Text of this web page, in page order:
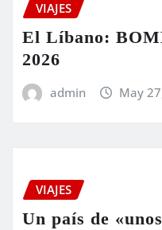
VIAJES
El Líbano:
2026
admin May
VIAJES
Un país de